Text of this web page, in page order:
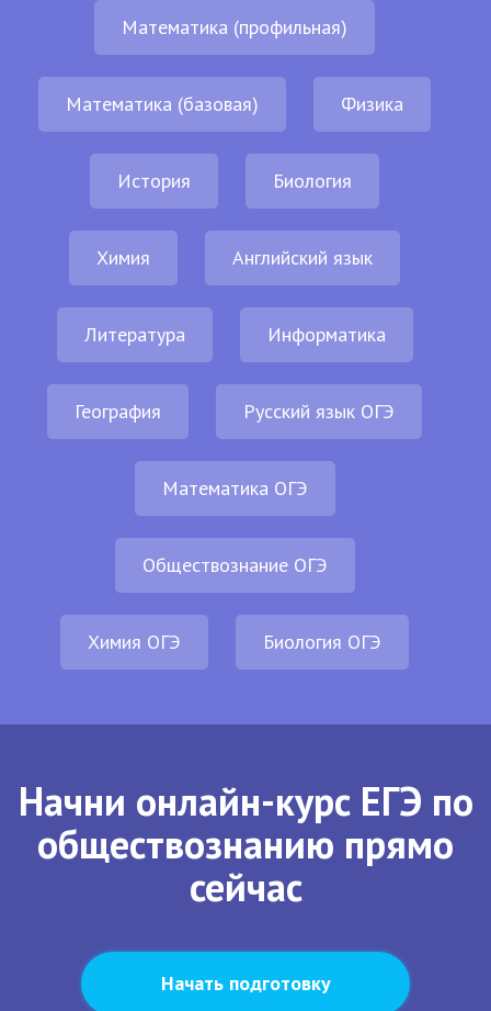
Математика (профильная)
Математика (базовая) Физика
История Биология
Химия Английский язык
Литература Информатика
География Русский язык ОГЭ
Математика ОГЭ
Обществознание ОГЭ
Химия ОГЭ Биология ОГЭ
Начни онлайн-курс ЕГЭ по
обществознанию прямо
сейчас
Начать подготовку